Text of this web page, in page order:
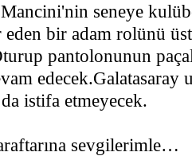
seneye
eden bir adam rolünü
pantolonunun
istifa etmeyecek.
sevgilerimle…